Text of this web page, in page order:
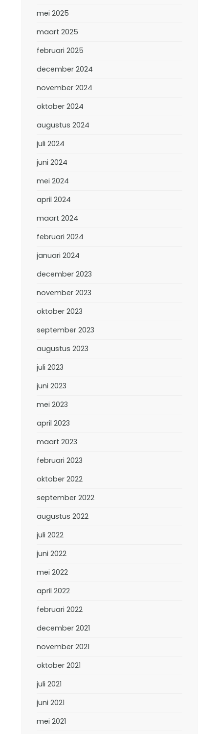
mei 2025
maart 2025
februari 2025
december 2024
november 2024
oktober 2024
augustus 2024
juli 2024
juni 2024
mei 2024
april 2024
maart 2024
februari 2024
januari 2024
december 2023
november 2023
oktober 2023
september 2023
augustus 2023
juli 2023
juni 2023
mei 2023
april 2023
maart 2023
februari 2023
oktober 2022
september 2022
augustus 2022
juli 2022
juni 2022
mei 2022
april 2022
februari 2022
december 2021
november 2021
oktober 2021
juli 2021
juni 2021
mei 2021